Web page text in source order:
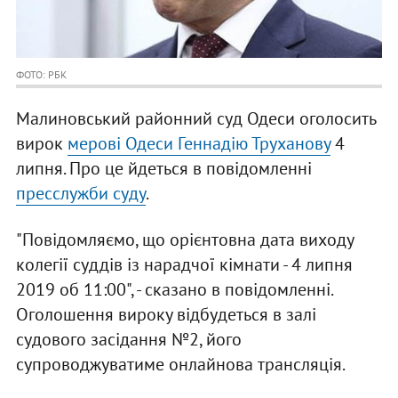
ФОТО: РБК
Малиновський районний суд Одеси оголосить
вирок мерові Одеси Геннадію Труханову4
липня. Про це йдеться в повідомленні
пресслужби суду.
"Повідомляємо, що орієнтовна дата виходу
колегії суддів із нарадчої кімнати - 4 липня
2019 об 11:00", - сказано в повідомленні.
Оголошення вироку відбудеться в залі
судового засідання №2, його
супроводжуватиме онлайнова трансляція.